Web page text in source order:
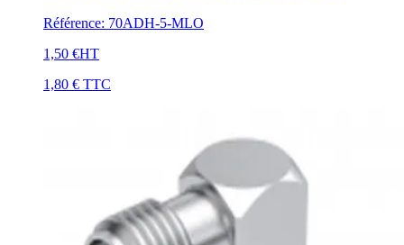
Référence: 70ADH-5-MLO
1,50 €HT
1,80 € TTC